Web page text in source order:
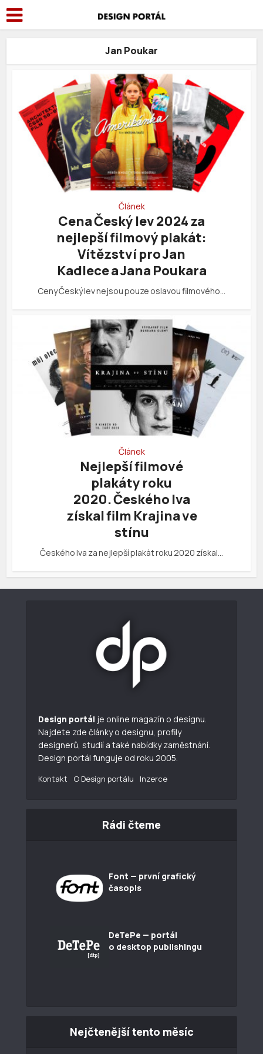
Jan Poukar
Článek
Cena Český lev 2024 za
nejlepší filmový plakát:
Vítězství pro Jan
Kadlece a Jana Poukara
Ceny Český lev nejsou pouze oslavou filmového…
Článek
Nejlepší filmové
plakáty roku
2020. Českého lva
získal film Krajina ve
stínu
Českého lva za nejlepší plakát roku 2020 získal…
Design portál je online magazín o designu.
Najdete zde články o designu, profily
designerů, studií a také nabídky zaměstnání.
Design portál funguje od roku 2005.
Kontakt O Design portálu Inzerce
Rádi čteme
Font — první grafický
časopis
DeTePe — portál
o desktop publishingu
Nejčtenější tento měsíc